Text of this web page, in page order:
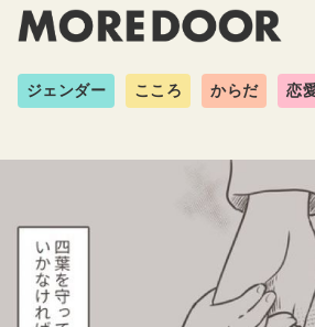
ジェンダー こころ からだ 恋